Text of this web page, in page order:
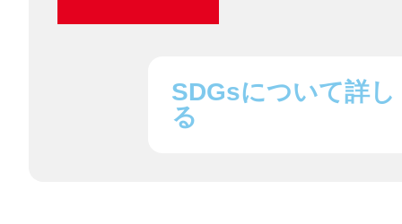
SDGsについて詳し
る
八尾